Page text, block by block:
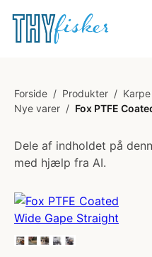
Forside / Produkter /
Nye varer / Fox PTFE
Dele af indholdet på
med hjælp fra AI.